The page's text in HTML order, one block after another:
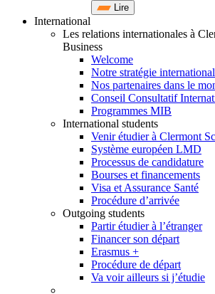
Lire
International
Les relations internationales à
Business
Welcome
Notre stratégie
Nos partenaires dans le
Conseil Consultatif
Programmes MIB
International students
Venir étudier à Clermont
Système européen LMD
Processus de candidature
Bourses et financements
Visa et Assurance Santé
Procédure d’arrivée
Outgoing students
Partir étudier à l’étranger
Financer son départ
Erasmus +
Procédure de départ
Va voir ailleurs si j’étudie